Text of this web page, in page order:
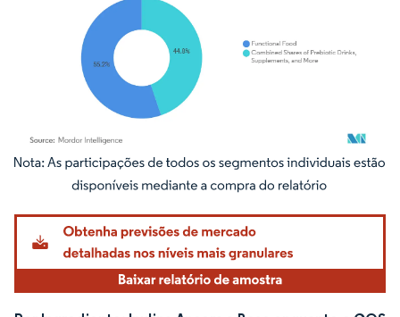
Imagem © Mordor Intelligence. O reuso requer atribuição conforme CC BY 4.0.